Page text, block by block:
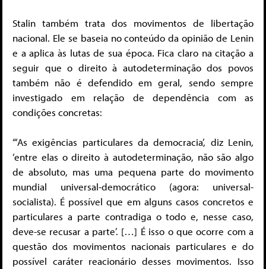
Stalin também trata dos movimentos de libertação
nacional. Ele se baseia no conteúdo da opinião de Lenin
e a aplica às lutas de sua época. Fica claro na citação a
seguir que o direito à autodeterminação dos povos
também não é defendido em geral, sendo sempre
investigado em relação de dependência com as
condições concretas:
“‘As exigências particulares da democracia’, diz Lenin,
‘entre elas o direito à autodeterminação, não são algo
de absoluto, mas uma pequena parte do movimento
mundial universal-democrático (agora: universal-
socialista). É possível que em alguns casos concretos e
particulares a parte contradiga o todo e, nesse caso,
deve-se recusar a parte’. […] É isso o que ocorre com a
questão dos movimentos nacionais particulares e do
possível caráter reacionário desses movimentos. Isso